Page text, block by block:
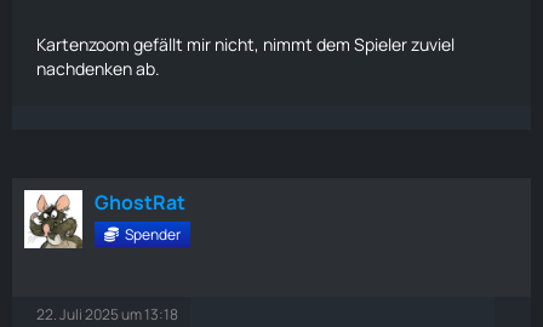
Kartenzoom gefällt mir nicht, nimmt dem Spieler zuviel
nachdenken ab.
GhostRat
Spender
22. Juli 2025 um 13:18